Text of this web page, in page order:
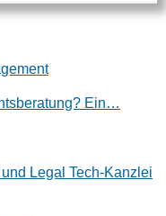
Ein…
Legal Tech-Kanzlei